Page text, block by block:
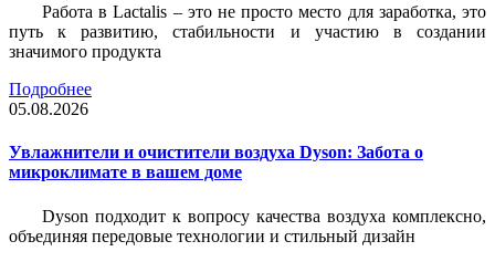
Работа в Lactalis – это не просто место для заработка, это
путь к развитию, стабильности и участию в создании
значимого продукта
Подробнее
05.08.2026
Увлажнители и очистители воздуха Dyson: Забота о
микроклимате в вашем доме
Dyson подходит к вопросу качества воздуха комплексно,
объединяя передовые технологии и стильный дизайн